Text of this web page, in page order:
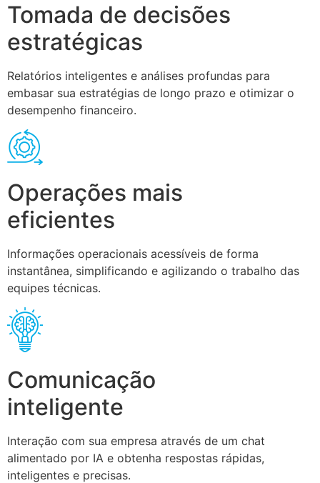
Tomada de decisões
estratégicas
Relatórios inteligentes e análises profundas para
embasar sua estratégias de longo prazo e otimizar o
desempenho financeiro.
Operações mais
eficientes
Informações operacionais acessíveis de forma
instantânea, simplificando e agilizando o trabalho das
equipes técnicas.
Comunicação
inteligente
Interação com sua empresa através de um chat
alimentado por IA e obtenha respostas rápidas,
inteligentes e precisas.